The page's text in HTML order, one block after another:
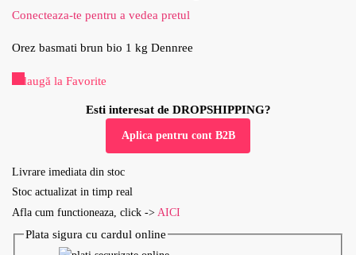
Conecteaza-te pentru a vedea pretul
Orez basmati brun bio 1 kg Dennree
Adaugă la Favorite
Esti interesat de DROPSHIPPING?
Aplica pentru cont B2B
Livrare imediata din stoc
Stoc actualizat in timp real
Afla cum functioneaza, click -> AICI
Plata sigura cu cardul online